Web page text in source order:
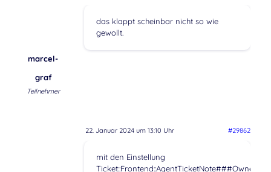
marcel-
graf
Teilnehmer
das klappt scheinbar nicht so wie
gewollt.
22. Januar 2024 um 13:10 Uhr #29862
mit den Einstellung
Ticket::Frontend::AgentTicketNote###Owner